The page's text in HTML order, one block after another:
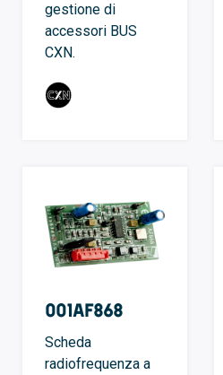
gestione di
accessori BUS
CXN.
001AF868
Scheda
radiofrequenza a